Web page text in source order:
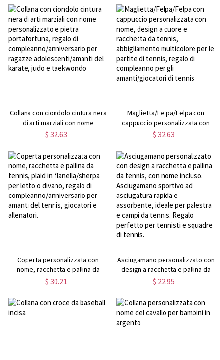
monogramma, regalo di
compleanno/anniversario per
amanti dello sport/atleti
laptop/borraccia/mazza, regalo
per gli amanti del baseball
Collana con ciondolo cintura nera
di arti marziali con nome
personalizzato e pietra
compleanno/anniversario per
ragazze adolescenti/amanti del
karate, judo e taekwondo
$ 32.63
Maglietta/Felpa/Felpa con
cappuccio personalizzata con
nome, design a cuore e
abbigliamento multicolore per le
partite di tennis, regalo di
compleanno per gli
amanti/giocatori di tennis
$ 32.63
Coperta personalizzata con
nome, racchetta e pallina da
tennis, plaid in flanella/sherpa
compleanno/anniversario per
amanti del tennis, giocatori e
$ 30.21
Asciugamano personalizzato con
design a racchetta e pallina da
tennis, con nome incluso.
asciugatura rapida e assorbente,
ideale per palestra e campi da
tennis. Regalo perfetto per
tennisti e squadre di tennis.
$ 22.95